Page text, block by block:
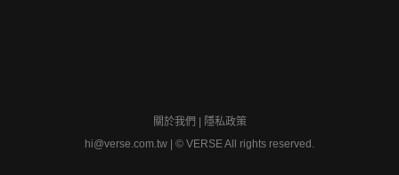
關於我們
隱私政策
hi@verse.com.tw
© VERSE All rights reserved.